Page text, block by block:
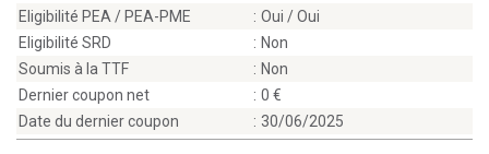
Eligibilité PEA / PEA-PME
: Oui / Oui
Eligibilité SRD
: Non
Soumis à la TTF
: Non
Dernier coupon net
: 0
Date du dernier coupon
: 30/06/2025